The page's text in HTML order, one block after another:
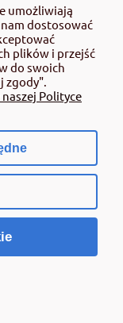
w etykiecie.
być nabyte tylko i
kwalifikacje
roślin określone w
Ochrony Roślin Dz.
warunków jest
umożliwiają
dostosować
plików i przejść
do swoich
zgody".
Polityce